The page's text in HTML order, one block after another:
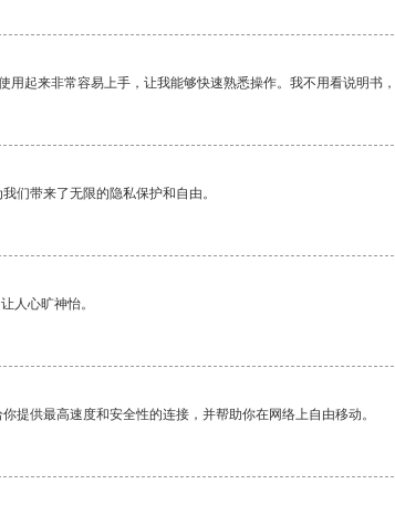
用起来非常容易上手，让我能够快速熟悉操作。我不用看说明书
们带来了无限的隐私保护和自由。
人心旷神怡。
提供最高速度和安全性的连接，并帮助你在网络上自由移动。